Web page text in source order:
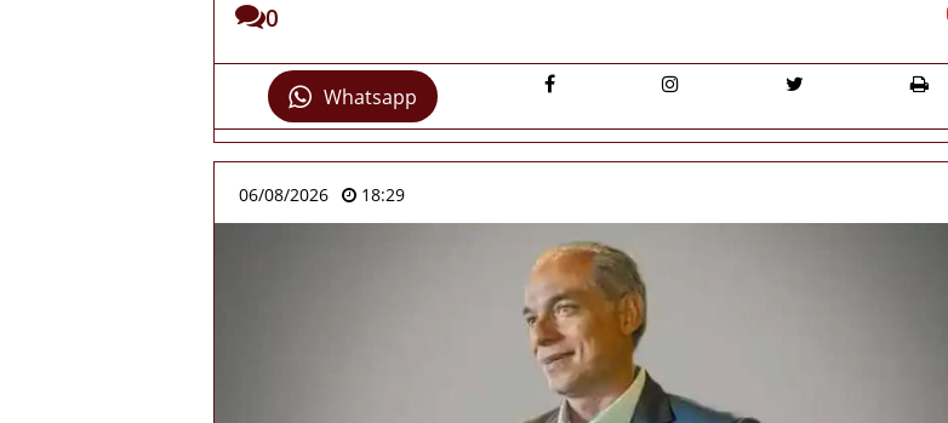
0
Whatsapp
06/08/2026 18:29